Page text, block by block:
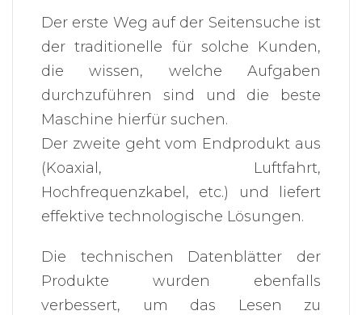
Der erste Weg auf der Seitensuche ist
der traditionelle für solche Kunden,
die wissen, welche Aufgaben
durchzuführen sind und die beste
Maschine hierfür suchen.
Der zweite geht vom Endprodukt aus
(Koaxial, Luftfahrt,
Hochfrequenzkabel, etc.) und liefert
effektive technologische Lösungen.
Die technischen Datenblätter der
Produkte wurden ebenfalls
verbessert, um das Lesen zu